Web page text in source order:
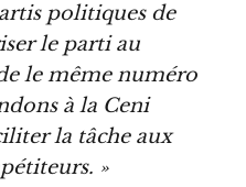
politiques de
le parti au
le même numéro
à la Ceni
la tâche aux
»